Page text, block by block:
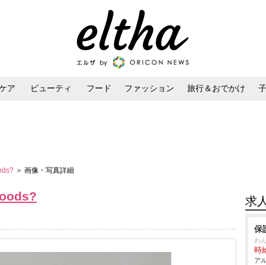
ア ビューティ フード ファッション 旅行＆おでかけ
＞ 画像・写真詳細
求
保
わ
時
ア